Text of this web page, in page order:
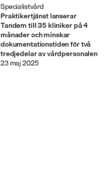
Praktikertjänst lanserar
Tandem till 35 kliniker på 4
månader och minskar
dokumentationstiden för två
tredjedelar av vårdpersonalen
Specialistvård
23 maj 2025